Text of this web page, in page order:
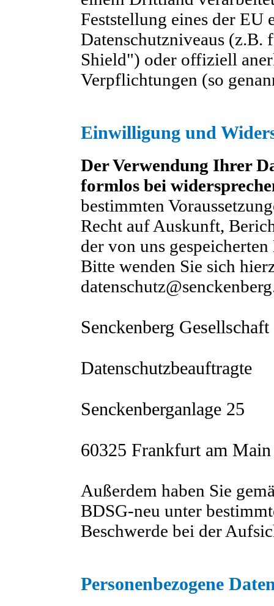
Feststellung eines der EU
Datenschutzniveaus (z.B.
Shield") oder offiziell
Verpflichtungen (so
Einwilligung und
Der Verwendung Ihrer
formlos bei
bestimmten
Recht auf Auskunft,
der von uns gespeicherten
Bitte wenden Sie sich
Senckenberg
Datenschutzbeauftragte
Senckenberganlage 25
60325 Frankfurt am Main
Außerdem haben Sie
BDSG-neu unter
Beschwerde bei der
Personenbezogene